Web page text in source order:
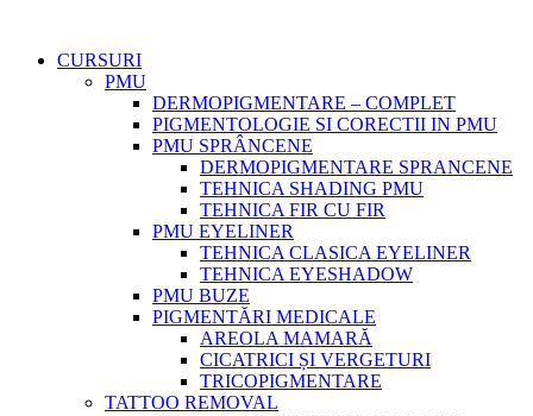
CURSURI
PMU
DERMOPIGMENTARE – COMPLET
PIGMENTOLOGIE SI CORECTII IN PMU
PMU SPRÂNCENE
DERMOPIGMENTARE SPRANCENE
TEHNICA SHADING PMU
TEHNICA FIR CU FIR
PMU EYELINER
TEHNICA CLASICA EYELINER
TEHNICA EYESHADOW
PMU BUZE
PIGMENTĂRI MEDICALE
AREOLA MAMARĂ
CICATRICI ȘI VERGETURI
TRICOPIGMENTARE
TATTOO REMOVAL